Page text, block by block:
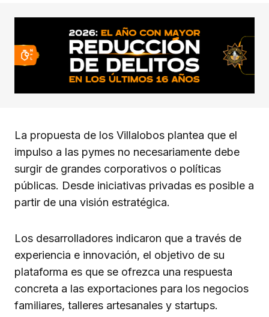
La propuesta de los Villalobos plantea que el
impulso a las pymes no necesariamente debe
surgir de grandes corporativos o políticas
públicas. Desde iniciativas privadas es posible a
partir de una visión estratégica.
Los desarrolladores indicaron que a través de
experiencia e innovación, el objetivo de su
plataforma es que se ofrezca una respuesta
concreta a las exportaciones para los negocios
familiares, talleres artesanales y startups.